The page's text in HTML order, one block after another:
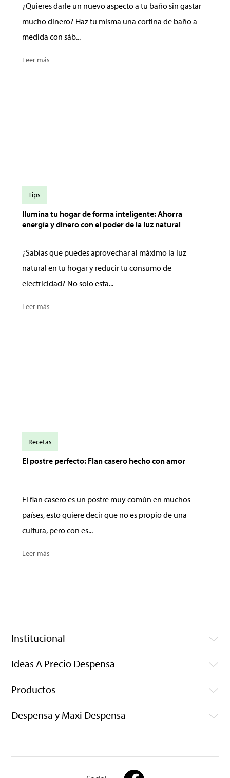
¿Quieres darle un nuevo aspecto a tu baño sin gastar
mucho dinero? Haz tu misma una cortina de baño a
medida con sáb...
Leer más
Ilumina tu hogar de forma inteligente: Ahorra
energía y dinero con el poder de la luz natural
¿Sabías que puedes aprovechar al máximo la luz
natural en tu hogar y reducir tu consumo de
electricidad? No solo esta...
Leer más
Tips
El postre perfecto: Flan casero hecho con amor
El flan casero es un postre muy común en muchos
países, esto quiere decir que no es propio de una
cultura, pero con es...
Leer más
Recetas
Institucional
Ideas A Precio Despensa
Productos
Despensa y Maxi Despensa